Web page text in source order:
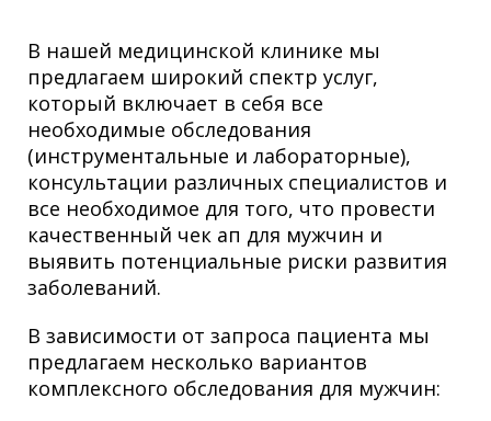
В нашей медицинской клинике мы
предлагаем широкий спектр услуг,
который включает в себя все
необходимые обследования
(инструментальные и лабораторные),
консультации различных специалистов и
все необходимое для того, что провести
качественный чек ап для мужчин и
выявить потенциальные риски развития
заболеваний.
В зависимости от запроса пациента мы
предлагаем несколько вариантов
комплексного обследования для мужчин: